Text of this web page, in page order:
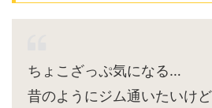
ちょこざっぷ気になる…
昔のようにジム通いたいけ